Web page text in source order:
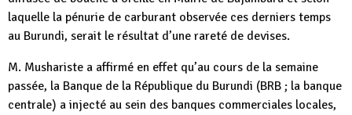
laquelle la pénurie de carburant observée ces derniers temps
au Burundi, serait le résultat d’une rareté de devises.
M. Mushariste a affirmé en effet qu’au cours de la semaine
passée, la Banque de la République du Burundi (BRB ; la banque
centrale) a injecté au sein des banques commerciales locales,